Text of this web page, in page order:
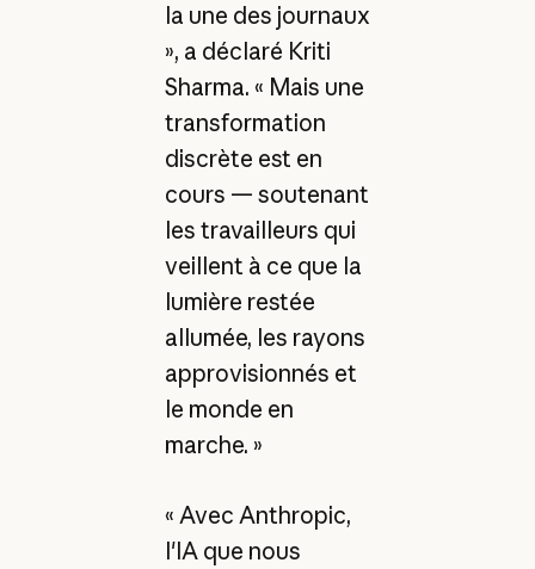
la une des journaux
», a déclaré Kriti
Sharma. « Mais une
transformation
discrète est en
cours — soutenant
les travailleurs qui
veillent à ce que la
lumière restée
allumée, les rayons
approvisionnés et
le monde en
marche. »
« Avec Anthropic,
l'IA que nous